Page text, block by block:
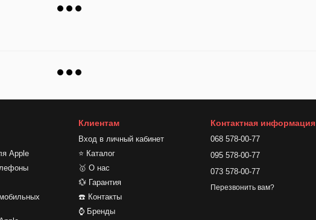
Apple
Клиентам
Вход в личный кабинет
⭐ Каталог
🥇 О нас
💱 Гарантия
☎️ Контакты
⌚ Бренды
Контактная информация
068 578-00-77
095 578-00-77
073 578-00-77
Перезвонить вам?